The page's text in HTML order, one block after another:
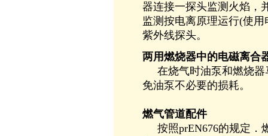
器连接一探头监测火焰，
监测按电离原理运行(使
紫外线探头。
两用燃烧器中的电磁离合
在烧气时油泵和燃烧器
免油泵不必要的损耗。
燃气管道配件
按照prEN676的规定．